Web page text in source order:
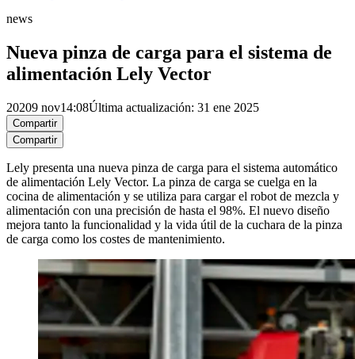
news
Nueva pinza de carga para el sistema de
alimentación Lely Vector
20209 nov14:08Última actualización: 31 ene 2025
Compartir
Compartir
Lely presenta una nueva pinza de carga para el sistema automático
de alimentación Lely Vector. La pinza de carga se cuelga en la
cocina de alimentación y se utiliza para cargar el robot de mezcla y
alimentación con una precisión de hasta el 98%. El nuevo diseño
mejora tanto la funcionalidad y la vida útil de la cuchara de la pinza
de carga como los costes de mantenimiento.